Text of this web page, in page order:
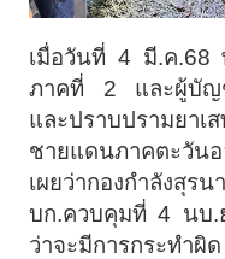
เมื่อวันที่ 4 มี.ค.68
ภาคที่ 2 และผู้บัญ
และปราบปรามยา
ชายแดนภาคตะวันอ
เผยว่ากองกำลั
บก.ควบคุมที่ 4 นบ.
ว่าจะมีการกระท